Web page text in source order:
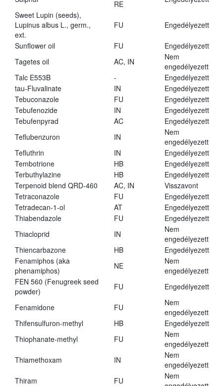
RE
Sweet Lupin (seeds),
Lupinus albus L., germ.,
ext.
FU Engedélyezett
Sunflower oil FU
Engedélyezett
Tagetes oil
AC, IN
Nem
engedélyezett
Talc E553B
-
Engedélyezett
tau-Fluvalinate
IN
Engedélyezett
Tebuconazole
FU
Engedélyezett
Tebufenozide
IN
Engedélyezett
Tebufenpyrad
AC
Engedélyezett
Teflubenzuron
IN
Nem
engedélyezett
Tefluthrin
IN
Engedélyezett
Tembotrione
HB
Engedélyezett
Terbuthylazine
HB
Engedélyezett
Terpenoid blend QRD-460
AC, IN
Visszavont
Tetraconazole
FU
Engedélyezett
Tetradecan-1-ol
AT
Engedélyezett
Thiabendazole
FU
Engedélyezett
Thiacloprid
IN
Nem
engedélyezett
Thiencarbazone
HB
Engedélyezett
Fenamiphos (aka
phenamiphos)
NE
Nem
engedélyezett
FEN 560 (Fenugreek seed
powder)
FU Engedélyezett
Fenamidone FU
Nem
engedélyezett
Thifensulfuron-methyl
HB
Engedélyezett
Thiophanate-methyl
FU
Nem
engedélyezett
Thiamethoxam
IN
Nem
engedélyezett
Thiram
FU
Nem